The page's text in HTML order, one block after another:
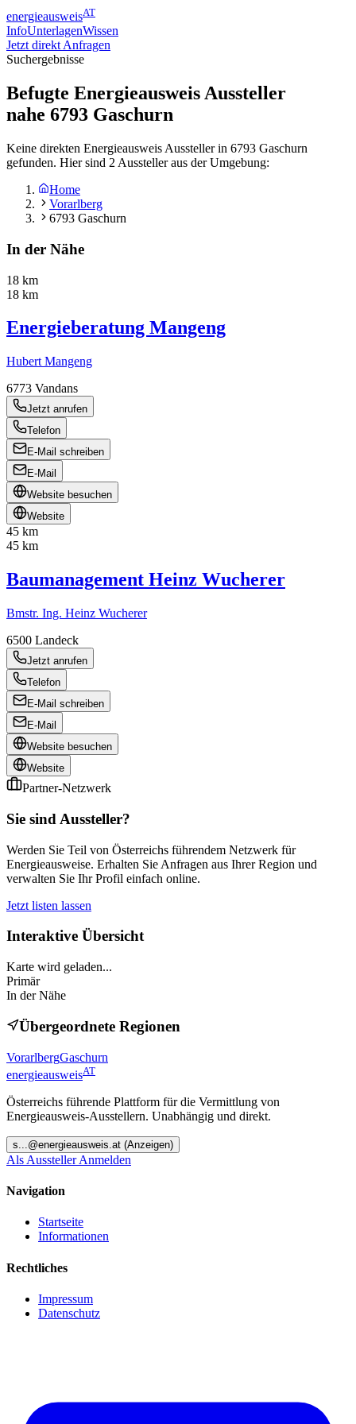
energieausweisAT
InfoUnterlagenWissen
Jetzt direkt Anfragen
Suchergebnisse
Befugte Energieausweis Aussteller
nahe 6793 Gaschurn
Keine direkten Energieausweis Aussteller in 6793 Gaschurn
gefunden. Hier sind 2 Aussteller aus der Umgebung:
Home
Vorarlberg
6793 Gaschurn
In der Nähe
18 km
18 km
Energieberatung Mangeng
Hubert Mangeng
6773 Vandans
Jetzt anrufen
Telefon
E-Mail schreiben
E-Mail
Website besuchen
Website
45 km
45 km
Baumanagement Heinz Wucherer
Bmstr. Ing. Heinz Wucherer
6500 Landeck
Jetzt anrufen
Telefon
E-Mail schreiben
E-Mail
Website besuchen
Website
Partner-Netzwerk
Sie sind Aussteller?
Werden Sie Teil von Österreichs führendem Netzwerk für
Energieausweise. Erhalten Sie Anfragen aus Ihrer Region und
verwalten Sie Ihr Profil einfach online.
Jetzt listen lassen
Interaktive Übersicht
Karte wird geladen...
Primär
In der Nähe
Übergeordnete Regionen
VorarlbergGaschurn
energieausweisAT
Österreichs führende Plattform für die Vermittlung von
Energieausweis-Ausstellern. Unabhängig und direkt.
s ...@energieausweis.at (Anzeigen)
Als Aussteller Anmelden
Navigation
Startseite
Informationen
Rechtliches
Impressum
Datenschutz